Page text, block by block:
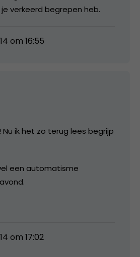
verkeerd begrepen heb.
om 16:55
ik het zo terug lees begrijp
een automatisme
om 17:02